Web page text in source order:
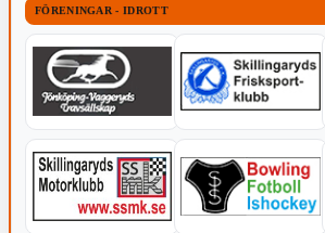
FÖRENINGAR - IDROTT